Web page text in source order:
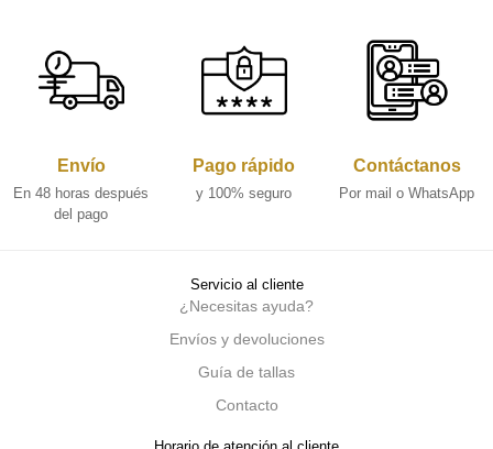
Envío
En 48 horas después
del pago
Pago rápido
y 100% seguro
Contáctanos
Por mail o WhatsApp
Servicio al cliente
¿Necesitas ayuda?
Envíos y devoluciones
Guía de tallas
Contacto